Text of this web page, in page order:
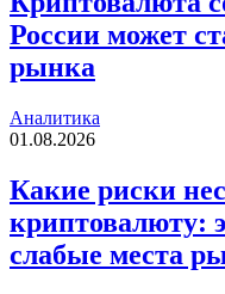
России может
рынка
Аналитика
01.08.2026
Какие риски
криптовалюту:
слабые места